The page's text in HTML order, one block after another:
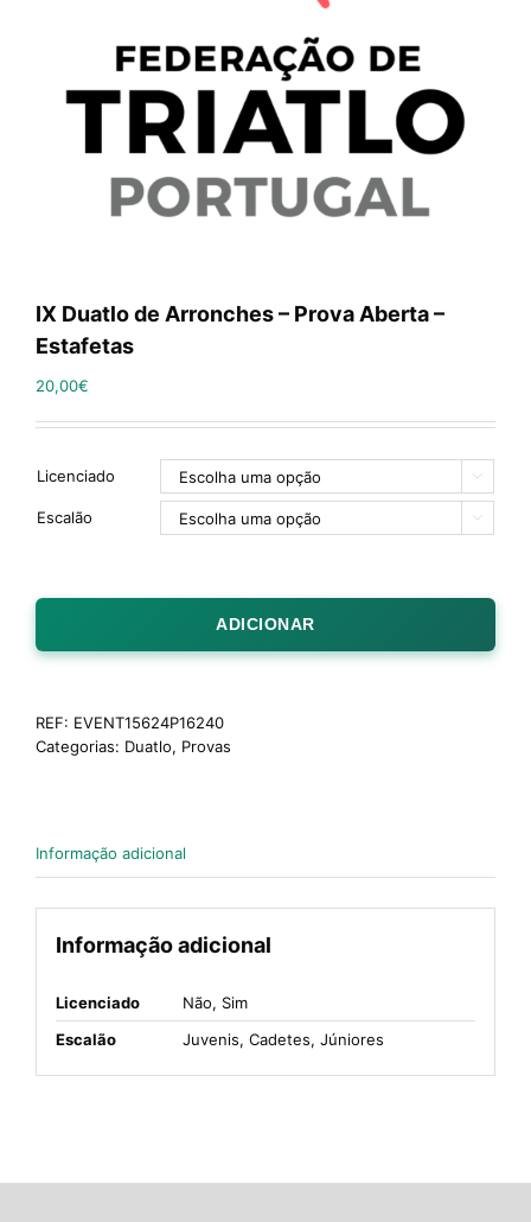
IX Duatlo de Arronches – Prova Aberta –
Estafetas
20,00€
Licenciado 
Escalão 
ADICIONAR
REF: EVENT15624P16240
Categorias: Duatlo, Provas
Informação adicional
Informação adicional
Licenciado
Não, Sim
Escalão
Juvenis, Cadetes, Júniores